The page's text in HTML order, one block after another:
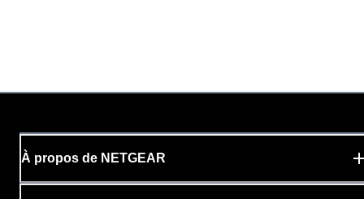
À propos de NETGEAR